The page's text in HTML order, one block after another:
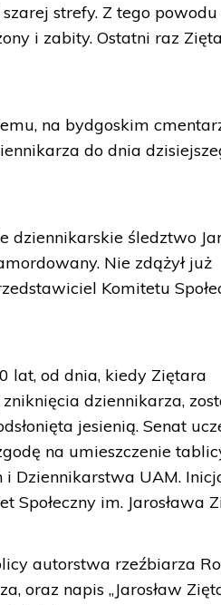
strefy. Z tego
i zabity. Ostatni raz
na bydgoskim
do dnia
śledztwo
Nie zdążył już
Komitetu
lat, od dnia, kiedy Ziętara
dziennikarza,
jesienią. Senat
na umieszczenie
Dziennikarstwa UAM.
im. Jarosława
autorstwa rzeźbiarza
oraz napis „Jarosław